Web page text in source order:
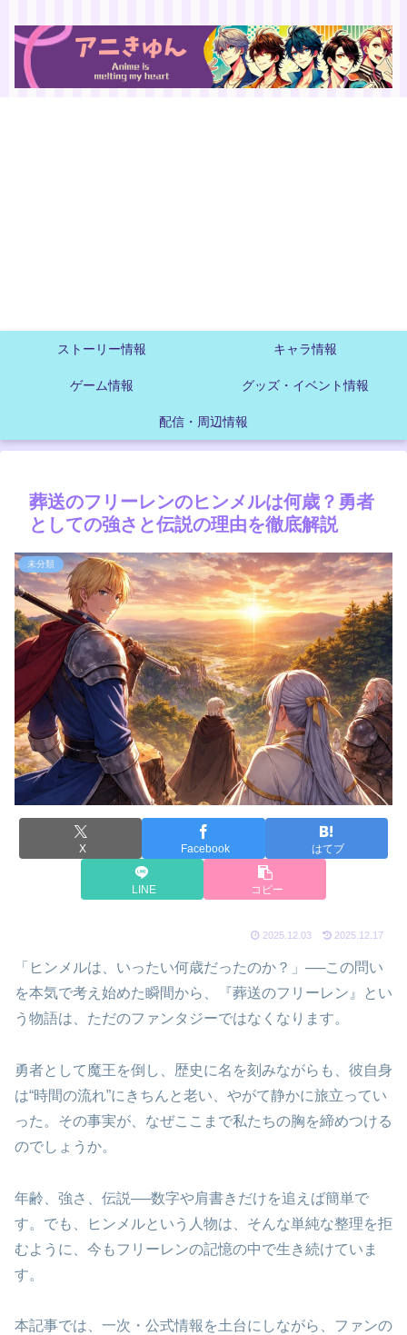
ストーリー情報 キャラ情報
ゲーム情報 グッズ・イベント情報
配信・周辺情報
葬送のフリーレンのヒンメルは何歳？勇者
としての強さと伝説の理由を徹底解説
未分類
X Facebook はてブ
LINE コピー
2025.12.03 2025.12.17
「ヒンメルは、いったい何歳だったのか？」──この問い
を本気で考え始めた瞬間から、『葬送のフリーレン』とい
う物語は、ただのファンタジーではなくなります。
勇者として魔王を倒し、歴史に名を刻みながらも、彼自身
は“時間の流れ”にきちんと老い、やがて静かに旅立ってい
った。その事実が、なぜここまで私たちの胸を締めつける
のでしょうか。
年齢、強さ、伝説──数字や肩書きだけを追えば簡単で
す。でも、ヒンメルという人物は、そんな単純な整理を拒
むように、今もフリーレンの記憶の中で生き続けていま
す。
本記事では、一次・公式情報を土台にしながら、ファンの